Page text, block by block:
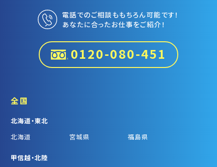
電話でのご相談ももちろん可能です！
あなたに合ったお仕事をご紹介！
0120-080-451
全国
北海道・東北
北海道
宮城県 福島県
甲信越・北陸